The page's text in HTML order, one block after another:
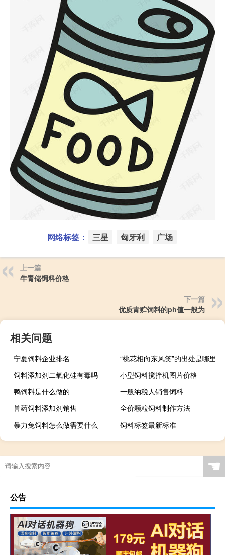
网络标签： 三星 匈牙利 广场
上一篇
牛青储饲料价格
下一篇
优质青贮饲料的ph值一般为
相关问题
宁夏饲料企业排名
“桃花相向东风笑”的出处是哪里
饲料添加剂二氧化硅有毒吗
小型饲料搅拌机图片价格
鸭饲料是什么做的
一般纳税人销售饲料
兽药饲料添加剂销售
全价颗粒饲料制作方法
暴力兔饲料怎么做需要什么
饲料标签最新标准
☚
公告